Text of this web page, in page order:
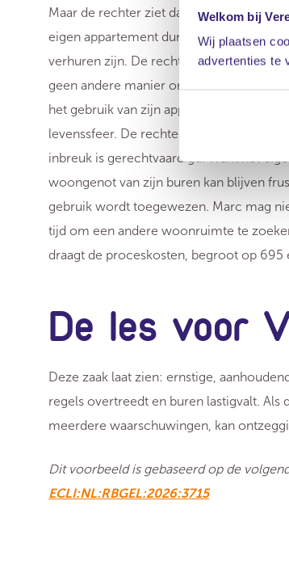
Welkom bij
Wij plaatsen
advertenties te
Maar de rechter ziet dat zijn gedrag echt
eigen appartement durft te wonen. Een
verhuren zijn. De rechter oordeelt dat
geen andere manier om de situatie te
het gebruik van zijn appartement te ver
levenssfeer. De rechter zegt dat
inbreuk is gerechtvaardigd. Want het
woongenot van zijn buren kan blijven
gebruik wordt toegewezen. Marc mag
tijd om een andere woonruimte te
draagt de proceskosten, begroot op 695
De les voor
Deze zaak laat zien: ernstige,
regels overtreedt en buren lastigvalt. Als
meerdere waarschuwingen, kan
Dit voorbeeld is gebaseerd op de
ECLI:NL:RBGEL:2026:3715